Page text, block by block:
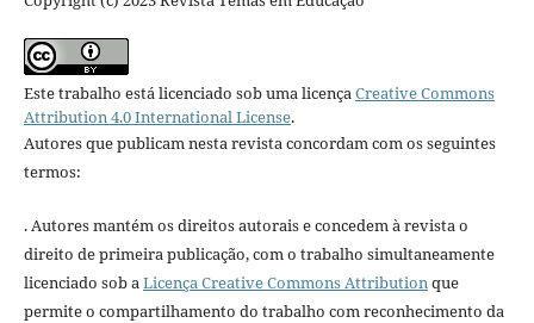
Este trabalho está licenciado sob uma licençaCreative Commons
Attribution 4.0 International License.
Autores que publicam nesta revista concordam com os seguintes
termos:
. Autores mantém os direitos autorais e concedem à revista o
direito de primeira publicação, com o trabalho simultaneamente
licenciado sob a Licença Creative Commons Attribution que
permite o compartilhamento do trabalho com reconhecimento da